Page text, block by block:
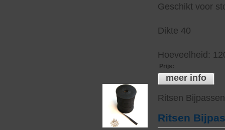
Geschikt voor
Dikte 40
Hoeveelheid:
Prijs:
meer info
Ritsen
Ritsen